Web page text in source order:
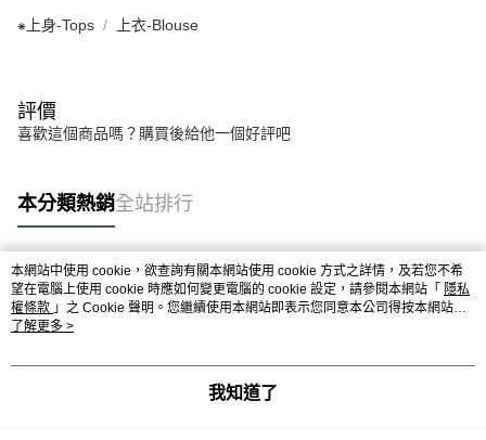
⁕上身-Tops 上衣-Blouse
評價
喜歡這個商品嗎？購買後給他一個好評吧
本分類熱銷全站排行
熱門標籤
本網站中使用 cookie，欲查詢有關本網站使用 cookie 方式之詳情，及若您不希
望在電腦上使用 cookie 時應如何變更電腦的 cookie 設定，請參閱本網站「 隱私
權條款 」之 Cookie 聲明。您繼續使用本網站即表示您同意本公司得按本網站使
用條款之 Cookie 聲明使用 cookie。
了解更多 >
我知道了